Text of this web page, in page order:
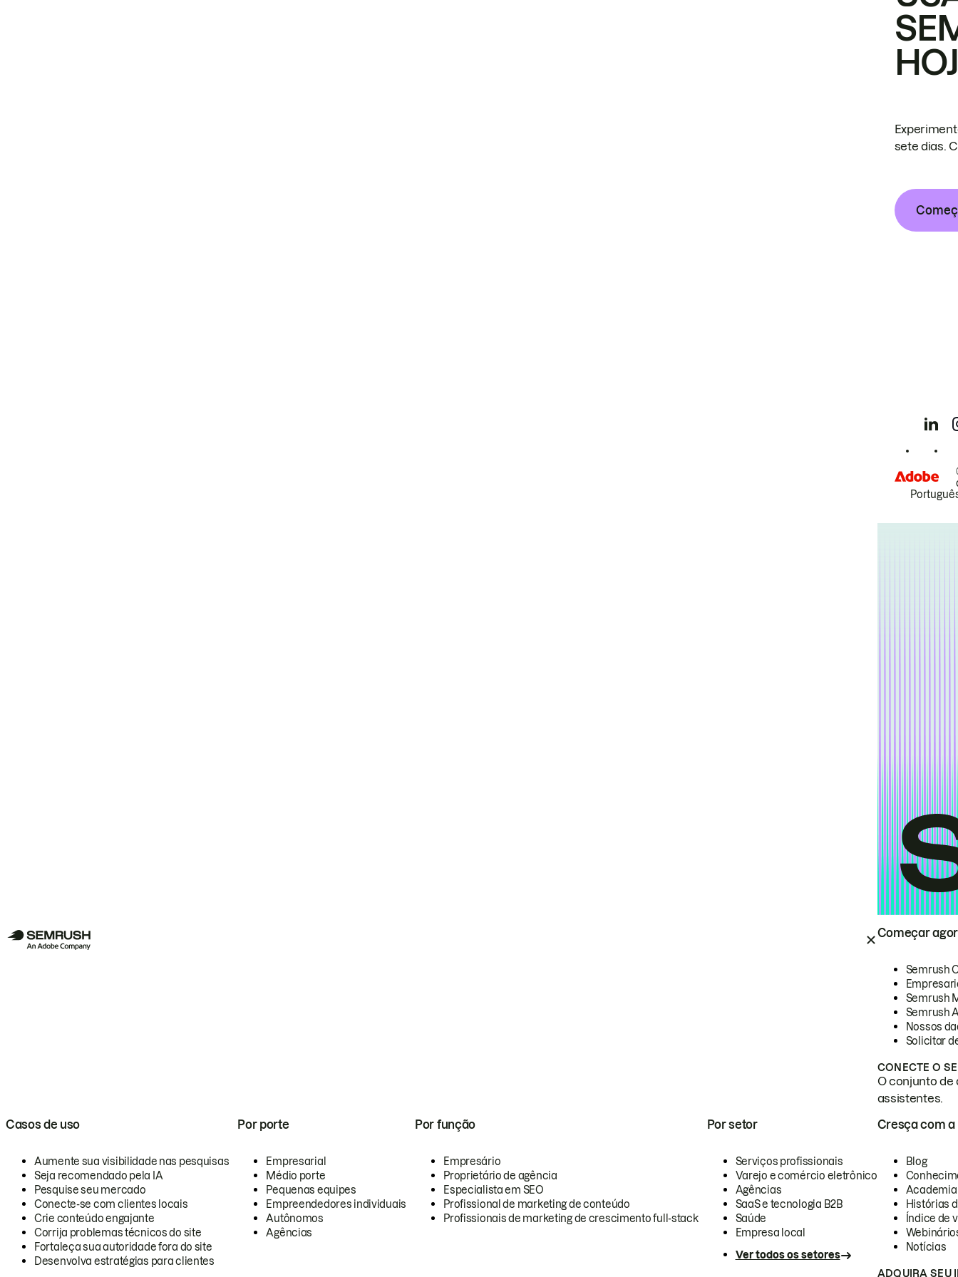
Começar
Semrush
Semrush
Semrush
Nossos
Solicitar
CONECTE O
O conjunto de
assistentes.
Casos de uso
Aumente sua visibilidade nas pesquisas
Seja recomendado pela IA
Pesquise seu mercado
Conecte-se com clientes locais
Crie conteúdo engajante
Corrija problemas técnicos do site
Fortaleça sua autoridade fora do site
Desenvolva estratégias para clientes
Por porte
Empresarial
Médio porte
Pequenas equipes
Empreendedores individuais
Autônomos
Agências
Por função
Empresário
Proprietário de agência
Especialista em SEO
Profissional de marketing de conteúdo
Profissionais de marketing de crescimento full-stack
Por setor
Serviços profissionais
Varejo e comércio eletrônico
Agências
SaaS e tecnologia B2B
Saúde
Empresa local
Ver todos os setores
Cresça com a
Blog
Academia
Histórias
Índice de
Notícias
ADQUIRA SEU
sete dias.